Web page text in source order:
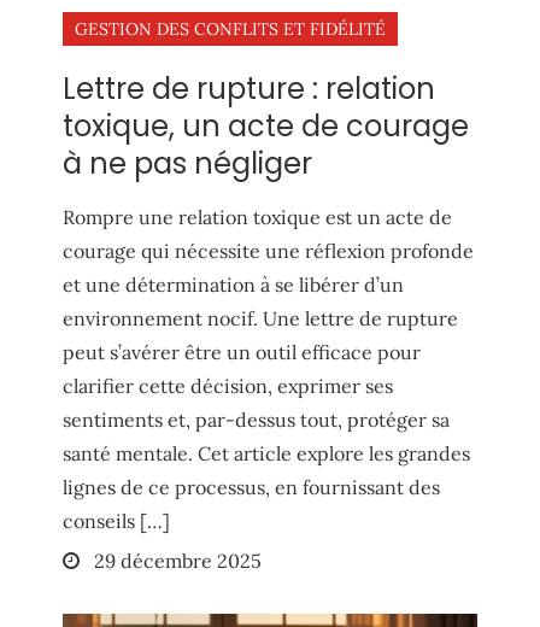
GESTION DES CONFLITS ET FIDÉLITÉ
Lettre de rupture : relation
toxique, un acte de courage
à ne pas négliger
Rompre une relation toxique est un acte de
courage qui nécessite une réflexion profonde
et une détermination à se libérer d’un
environnement nocif. Une lettre de rupture
peut s’avérer être un outil efficace pour
clarifier cette décision, exprimer ses
sentiments et, par-dessus tout, protéger sa
santé mentale. Cet article explore les grandes
lignes de ce processus, en fournissant des
conseils […]
Posted
29 décembre 2025